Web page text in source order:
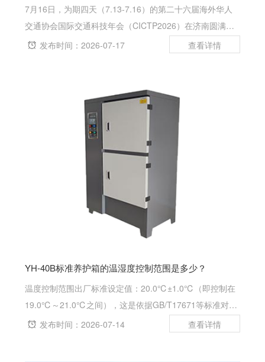
7月16日，为期四天（7.13-7.16）的第二十六届海外华人
交通协会国际交通科技年会（CICTP2026）在济南圆满落
下帷幕。本届大会以自主、协同与可持续——AI驱动下的综
发布时间：2026-07-17
YH-40B标准养护箱的温湿度控制范围是多少？
温度控制范围出厂标准设定值：20.0℃±1.0℃（即控制在
19.0℃～21.0℃之间），这是依据GB/T17671等标准对水
泥、混凝土试块标养的默认要求。设备可调范围：通常恒温
发布时间：2026-07-14